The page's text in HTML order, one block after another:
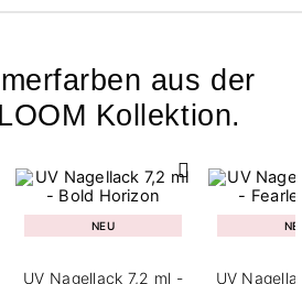
aus der
Kollektion.
NEU
UV Nagellack 7,2 ml -
UV